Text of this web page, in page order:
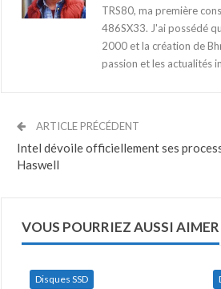
TRS80, ma première
486SX33. J'ai possédé
2000 et la création de
passion et les actualités
ARTICLE PRÉCÉDENT
Intel dévoile officiellement ses
Haswell
VOUS POURRIEZ AUSSI AIMER
Disques SSD